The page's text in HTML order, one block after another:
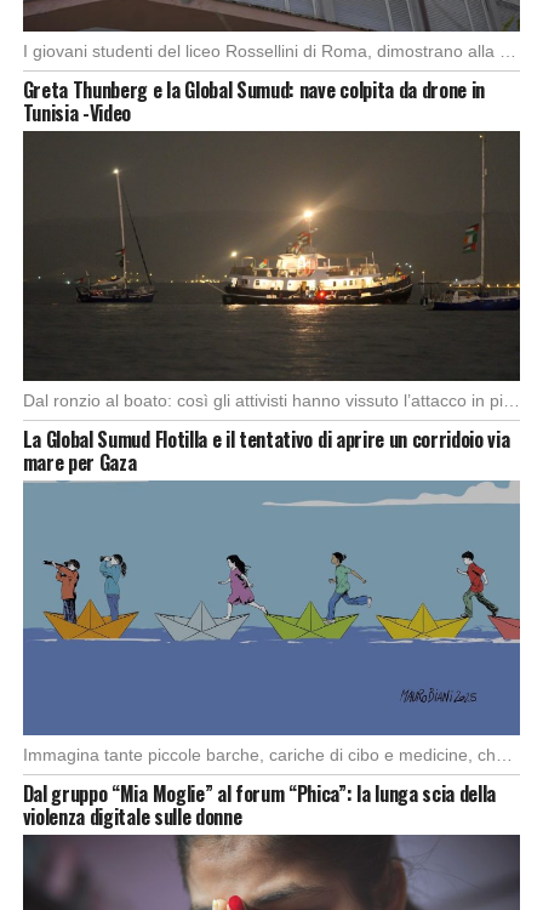
Greta Thunberg e la Global Sumud: nave colpita da drone in
Tunisia -Video
La Global Sumud Flotilla e il tentativo di aprire un corridoio via
mare per Gaza
Dal gruppo “Mia Moglie” al forum “Phica”: la lunga scia della
violenza digitale sulle donne